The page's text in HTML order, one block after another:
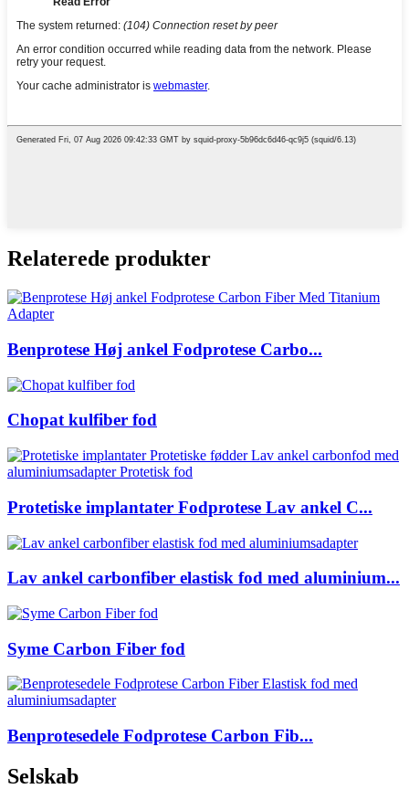
Relaterede produkter
Benprotese Høj ankel Fodprotese Carbo...
Chopat kulfiber fod
Protetiske implantater Fodprotese Lav ankel C...
Lav ankel carbonfiber elastisk fod med aluminium...
Syme Carbon Fiber fod
Benprotesedele Fodprotese Carbon Fib...
Selskab